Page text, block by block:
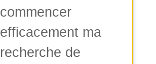
commencer
efficacement ma
recherche de